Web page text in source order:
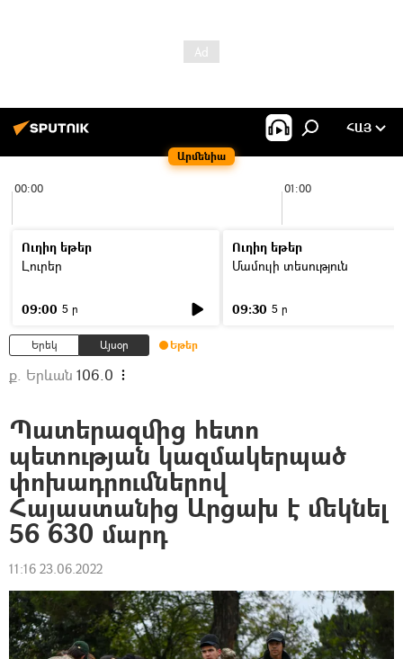
Արմենիա
ՀԱՅ
00:00 01:00
Ուղիղ եթեր
Լուրեր
09:00 5 ր
Ուղիղ եթեր
Մամուլի տեսություն
09:30 5 ր
Երեկ Այսօր Եթեր
ք. Երևան 106.0
Պատերազմից հետո
պետության կազմակերպած
փոխադրումներով
Հայաստանից Արցախ է մեկնել
56 630 մարդ
11:16 23.06.2022